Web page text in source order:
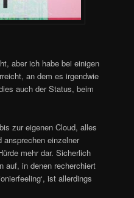
aber ich habe bei einigen
an dem es irgendwie
auch der Status, beim
zur eigenen Cloud, alles
einzelner
mehr dar. Sicherlich
auf, in denen recherchiert
ist allerdings